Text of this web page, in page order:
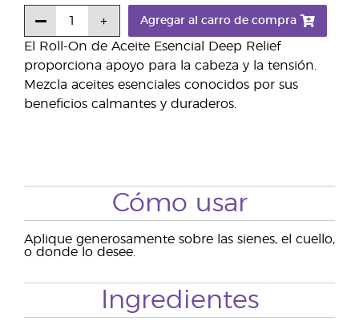
El Roll-On de Aceite Esencial Deep Relief
proporciona apoyo para la cabeza y la tensión.
Mezcla aceites esenciales conocidos por sus
beneficios calmantes y duraderos.
Agregar al carro de compra
Cómo usar
Aplique generosamente sobre las sienes, el cuello,
o donde lo desee.
Ingredientes